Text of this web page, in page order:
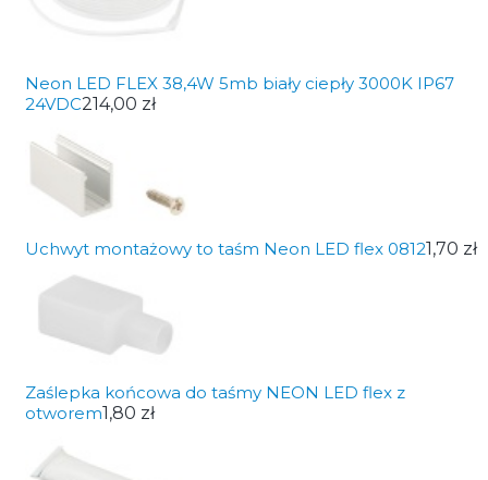
Neon LED FLEX 38,4W 5mb biały ciepły 3000K IP67
24VDC214,00 zł
Uchwyt montażowy to taśm Neon LED flex 08121,70 zł
Zaślepka końcowa do taśmy NEON LED flex z
otworem1,80 zł